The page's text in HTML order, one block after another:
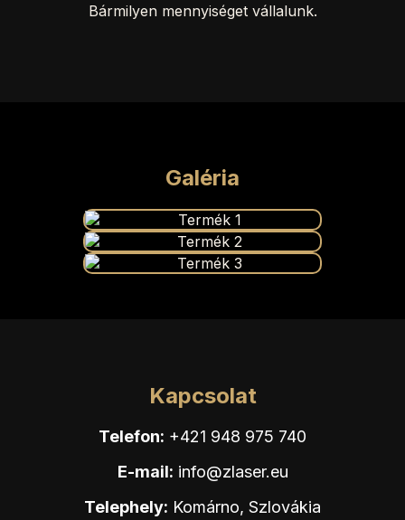
Bármilyen mennyiséget vállalunk.
Galéria
Kapcsolat
Telefon: +421 948 975 740
E-mail: info@zlaser.eu
Telephely: Komárno, Szlovákia